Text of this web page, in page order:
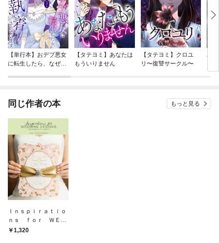
【単行本】おデブ悪女
に転生したら、なぜか
【タテヨミ】あなたは
もういりません
【タテヨミ】クロユ
リ〜復讐サークル〜
バ
今
同じ作者の本 もっと見る
Ｉｎｓｐｉｒａｔｉｏ
ｎｓ ｆｏｒ ＷＥＤ
ＤＩＮＧ ＤＥＳＩＧ
1,320